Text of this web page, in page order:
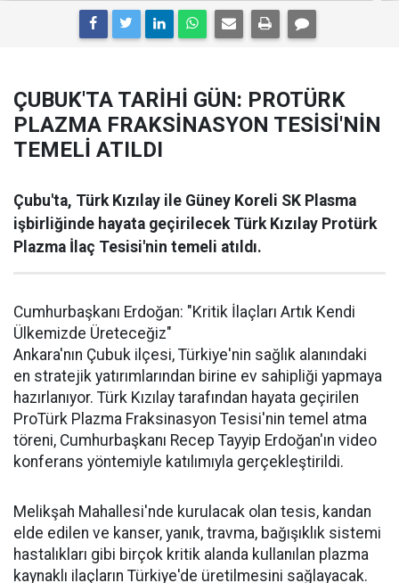
ÇUBUK'TA TARİHİ GÜN: PROTÜRK
PLAZMA FRAKSİNASYON TESİSİ'NİN
TEMELİ ATILDI
Çubu'ta, Türk Kızılay ile Güney Koreli SK Plasma
işbirliğinde hayata geçirilecek Türk Kızılay Protürk
Plazma İlaç Tesisi'nin temeli atıldı.
Cumhurbaşkanı Erdoğan: "Kritik İlaçları Artık Kendi
Ülkemizde Üreteceğiz"
Ankara'nın Çubuk ilçesi, Türkiye'nin sağlık alanındaki
en stratejik yatırımlarından birine ev sahipliği yapmaya
hazırlanıyor. Türk Kızılay tarafından hayata geçirilen
ProTürk Plazma Fraksinasyon Tesisi'nin temel atma
töreni, Cumhurbaşkanı Recep Tayyip Erdoğan'ın video
konferans yöntemiyle katılımıyla gerçekleştirildi.
Melikşah Mahallesi'nde kurulacak olan tesis, kandan
elde edilen ve kanser, yanık, travma, bağışıklık sistemi
hastalıkları gibi birçok kritik alanda kullanılan plazma
kaynaklı ilaçların Türkiye'de üretilmesini sağlayacak.